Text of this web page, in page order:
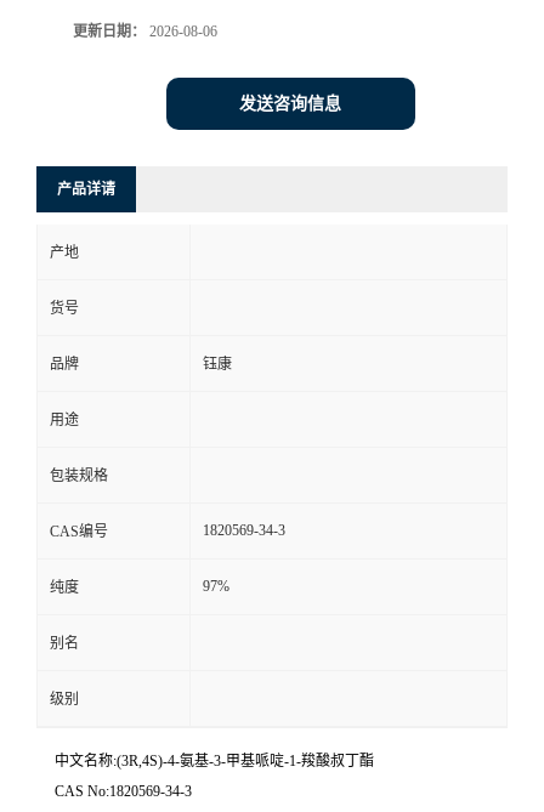
更新日期： 2026-08-06
发送咨询信息
产品详请
产地
货号
品牌 钰康
用途
包装规格
CAS编号 1820569-34-3
纯度 97%
别名
级别
中文名称:(3R,4S)-4-氨基-3-甲基哌啶-1-羧酸叔丁酯
CAS No:1820569-34-3